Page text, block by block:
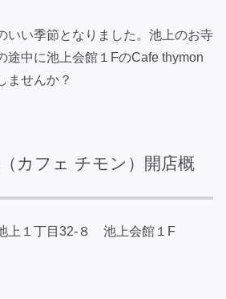
いい季節となりました。池上のお寺
途中に池上会館１FのCafe thymon
ませんか？
カフェ チモン）開店概
上１丁目32-８ 池上会館１F